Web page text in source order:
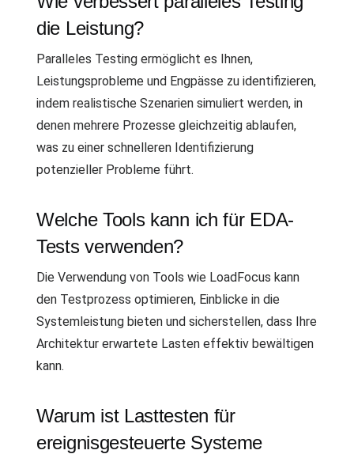
die Leistung?
Paralleles Testing ermöglicht es Ihnen,
Leistungsprobleme und Engpässe zu identifizieren,
indem realistische Szenarien simuliert werden, in
denen mehrere Prozesse gleichzeitig ablaufen,
was zu einer schnelleren Identifizierung
potenzieller Probleme führt.
Welche Tools kann ich für EDA-
Tests verwenden?
Die Verwendung von Tools wie LoadFocus kann
den Testprozess optimieren, Einblicke in die
Systemleistung bieten und sicherstellen, dass Ihre
Architektur erwartete Lasten effektiv bewältigen
kann.
Warum ist Lasttesten für
ereignisgesteuerte Systeme